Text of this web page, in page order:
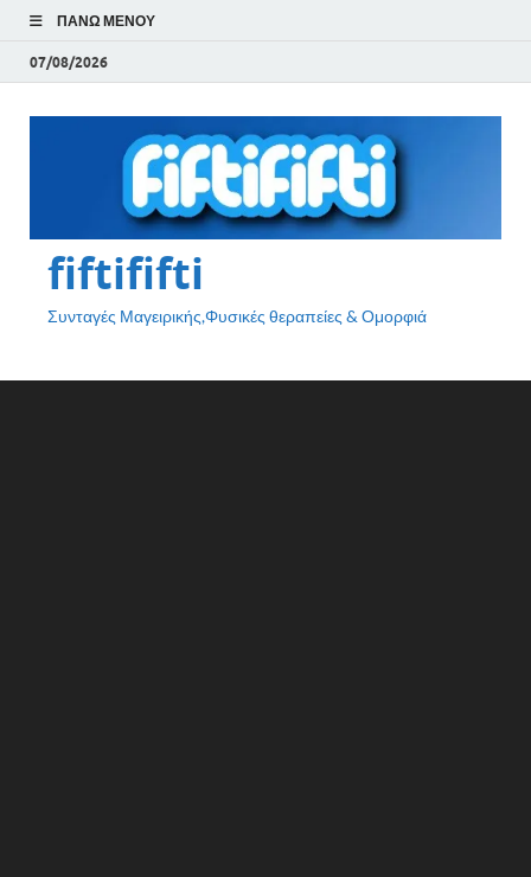
ΠΆΝΩ ΜΕΝΟΎ
07/08/2026
fiftififti
Συνταγές Μαγειρικής,Φυσικές θεραπείες & Ομορφιά